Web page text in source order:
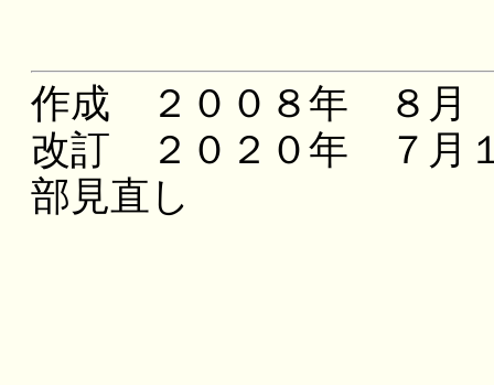
作成 ２００８年 ８月
改訂 ２０２０年 ７月
部見直し